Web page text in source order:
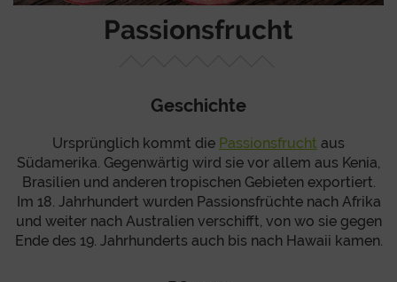
Passionsfrucht
Geschichte
Ursprünglich kommt die Passionsfrucht aus
Südamerika. Gegenwärtig wird sie vor allem aus Kenia,
Brasilien und anderen tropischen Gebieten exportiert.
Im 18. Jahrhundert wurden Passionsfrüchte nach Afrika
und weiter nach Australien verschifft, von wo sie gegen
Ende des 19. Jahrhunderts auch bis nach Hawaii kamen.